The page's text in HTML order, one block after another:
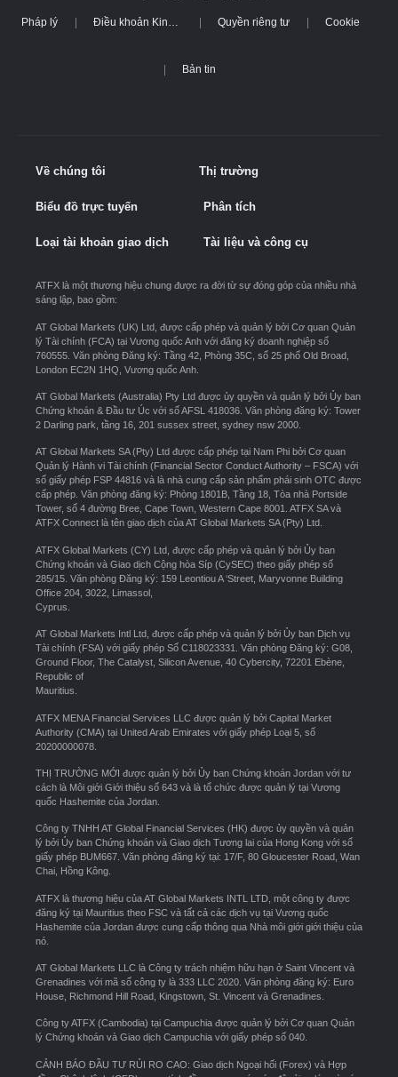
Pháp lý Điều khoản Kinh doanh Quyền riêng tư Cookie
Bản tin
Về chúng tôi Thị trường
Biểu đồ trực tuyến Phân tích
Loại tài khoản giao dịch Tài liệu và công cụ
ATFX là một thương hiệu chung được ra đời từ sự đóng góp của nhiều nhà
sáng lập, bao gồm:
AT Global Markets (UK) Ltd, được cấp phép và quản lý bởi Cơ quan Quản
lý Tài chính (FCA) tại Vương quốc Anh với đăng ký doanh nghiệp số
760555. Văn phòng Đăng ký: Tầng 42, Phòng 35C, số 25 phố Old Broad,
London EC2N 1HQ, Vương quốc Anh.
AT Global Markets (Australia) Pty Ltd được ủy quyền và quản lý bởi Ủy ban
Chứng khoán & Đầu tư Úc với số AFSL 418036. Văn phòng đăng ký: Tower
2 Darling park, tầng 16, 201 sussex street, sydney nsw 2000.
AT Global Markets SA (Pty) Ltd được cấp phép tại Nam Phi bởi Cơ quan
Quản lý Hành vi Tài chính (Financial Sector Conduct Authority – FSCA) với
số giấy phép FSP 44816 và là nhà cung cấp sản phẩm phái sinh OTC được
cấp phép. Văn phòng đăng ký: Phòng 1801B, Tầng 18, Tòa nhà Portside
Tower, số 4 đường Bree, Cape Town, Western Cape 8001. ATFX SA và
ATFX Connect là tên giao dịch của AT Global Markets SA (Pty) Ltd.
ATFX Global Markets (CY) Ltd, được cấp phép và quản lý bởi Ủy ban
Chứng khoán và Giao dịch Cộng hòa Síp (CySEC) theo giấy phép số
285/15. Văn phòng Đăng ký: 159 Leontiou A ‘Street, Maryvonne Building
Office 204, 3022, Limassol,
Cyprus.
AT Global Markets Intl Ltd, được cấp phép và quản lý bởi Ủy ban Dịch vụ
Tài chính (FSA) với giấy phép Số C118023331. Văn phòng Đăng ký: G08,
Ground Floor, The Catalyst, Silicon Avenue, 40 Cybercity, 72201 Ebène,
Republic of
Mauritius.
ATFX MENA Financial Services LLC được quản lý bởi Capital Market
Authority (CMA) tại United Arab Emirates với giấy phép Loại 5, số
20200000078.
THỊ TRƯỜNG MỚI được quản lý bởi Ủy ban Chứng khoán Jordan với tư
cách là Môi giới Giới thiệu số 643 và là tổ chức được quản lý tại Vương
quốc Hashemite của Jordan.
Công ty TNHH AT Global Financial Services (HK) được ủy quyền và quản
lý bởi Ủy ban Chứng khoán và Giao dịch Tương lai của Hong Kong với số
giấy phép BUM667. Văn phòng đăng ký tại: 17/F, 80 Gloucester Road, Wan
Chai, Hồng Kông.
ATFX là thương hiệu của AT Global Markets INTL LTD, một công ty được
đăng ký tại Mauritius theo FSC và tất cả các dịch vụ tại Vương quốc
Hashemite của Jordan được cung cấp thông qua Nhà môi giới giới thiệu của
nó.
AT Global Markets LLC là Công ty trách nhiệm hữu hạn ở Saint Vincent và
Grenadines với mã số công ty là 333 LLC 2020. Văn phòng đăng ký: Euro
House, Richmond Hill Road, Kingstown, St. Vincent và Grenadines.
Công ty ATFX (Cambodia) tại Campuchia được quản lý bởi Cơ quan Quản
lý Chứng khoán và Giao dịch Campuchia với giấy phép số 040.
CẢNH BÁO ĐẦU TƯ RỦI RO CAO: Giao dịch Ngoại hối (Forex) và Hợp